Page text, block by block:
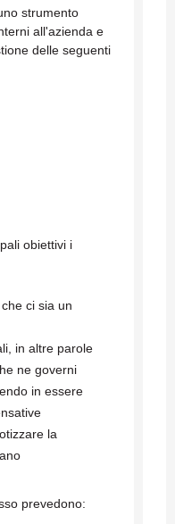
strumento
all'azienda e
delle seguenti
obiettivi i
ci sia un
in altre parole
ne governi
in essere
la
prevedono: